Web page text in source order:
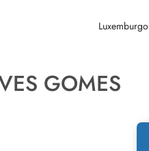
Luxemburgo
GOMES